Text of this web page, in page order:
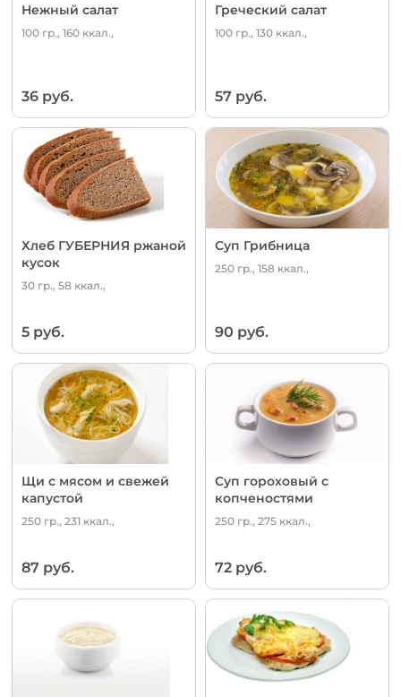
Нежный салат
100 гр., 160 ккал.,
36 руб.
Греческий салат
100 гр., 130 ккал.,
57 руб.
Хлеб ГУБЕРНИЯ ржаной
кусок
30 гр., 58 ккал.,
5 руб.
Суп Грибница
250 гр., 158 ккал.,
90 руб.
Щи с мясом и свежей
капустой
250 гр., 231 ккал.,
87 руб.
Суп гороховый с
копченостями
250 гр., 275 ккал.,
72 руб.